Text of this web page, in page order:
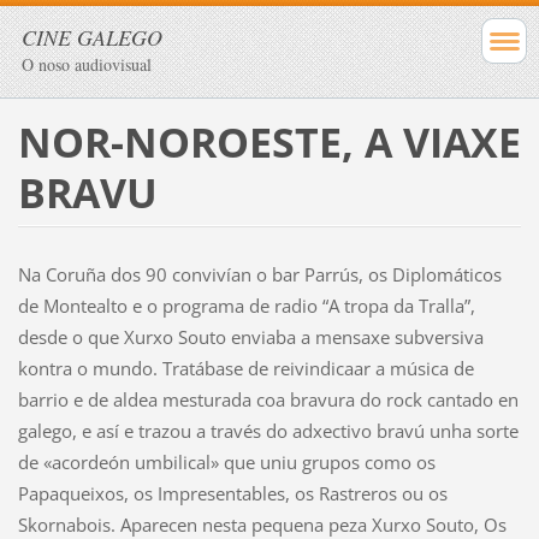
CINE GALEGO
O noso audiovisual
NOR-NOROESTE, A VIAXE
BRAVU
Na Coruña dos 90 convivían o bar Parrús, os Diplomáticos
de Montealto e o programa de radio “A tropa da Tralla”,
desde o que Xurxo Souto enviaba a mensaxe subversiva
kontra o mundo. Tratábase de reivindicaar a música de
barrio e de aldea mesturada coa bravura do rock cantado en
galego, e así e trazou a través do adxectivo bravú unha sorte
de «acordeón umbilical» que uniu grupos como os
Papaqueixos, os Impresentables, os Rastreros ou os
Skornabois. Aparecen nesta pequena peza Xurxo Souto, Os